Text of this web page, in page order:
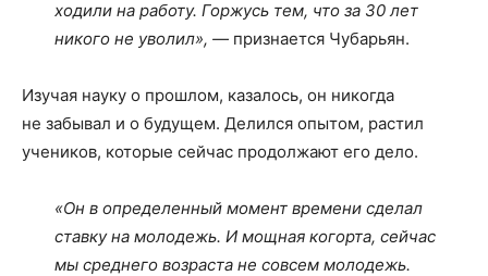
ходили на работу. Горжусь тем, что за 30 лет
никого не уволил», — признается Чубарьян.
Изучая науку о прошлом, казалось, он никогда
не забывал и о будущем. Делился опытом, растил
учеников, которые сейчас продолжают его дело.
«Он в определенный момент времени сделал
ставку на молодежь. И мощная когорта, сейчас
мы среднего возраста не совсем молодежь.